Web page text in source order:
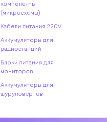
компоненты
(микросхемы)
Кабели питания 220V
Аккумуляторы для
радиостанций
Блоки питания для
мониторов
Аккумуляторы для
шуруповертов